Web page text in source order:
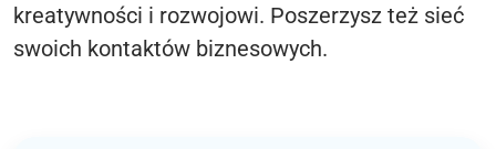
kreatywności i rozwojowi. Poszerzysz też sieć
swoich kontaktów biznesowych.